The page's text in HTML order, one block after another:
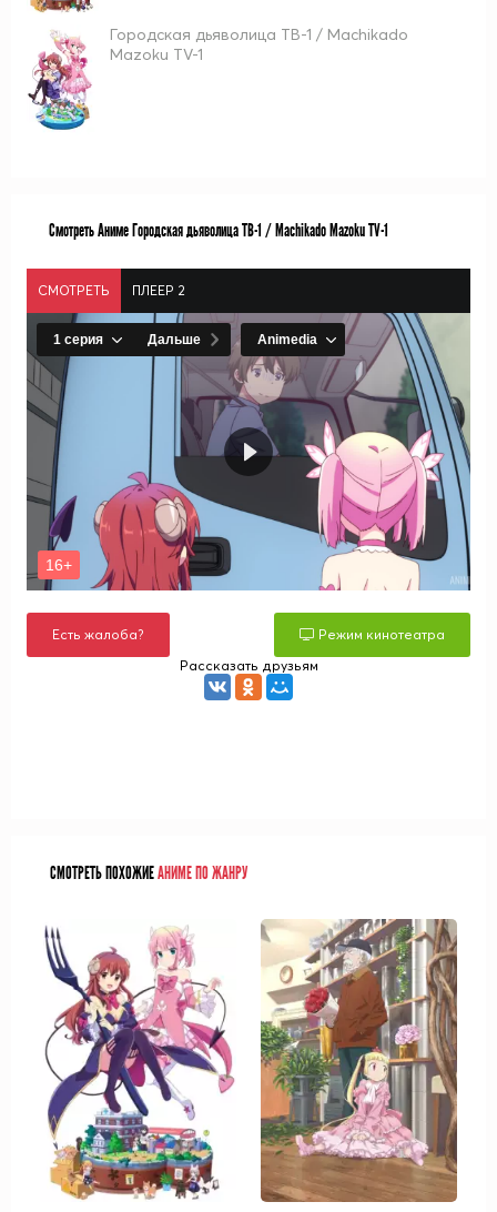
Городская дьяволица ТВ-1 / Machikado
Mazoku TV-1
Смотреть Аниме Городская дьяволица ТВ-1 / Machikado Mazoku TV-1
СМОТРЕТЬ ПЛЕЕР 2
Есть жалоба?
Режим кинотеатра
Рассказать друзьям
СМОТРЕТЬ ПОХОЖИЕАНИМЕ ПО ЖАНРУ